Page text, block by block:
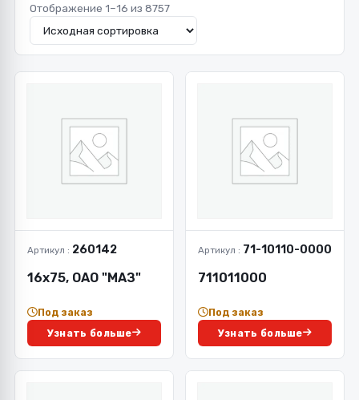
Отображение 1–16 из 8757
Артикул : 260142
16х75, ОАО "МАЗ"
Под заказ
Узнать больше
Артикул : 71-10110-0000
711011000
Под заказ
Узнать больше